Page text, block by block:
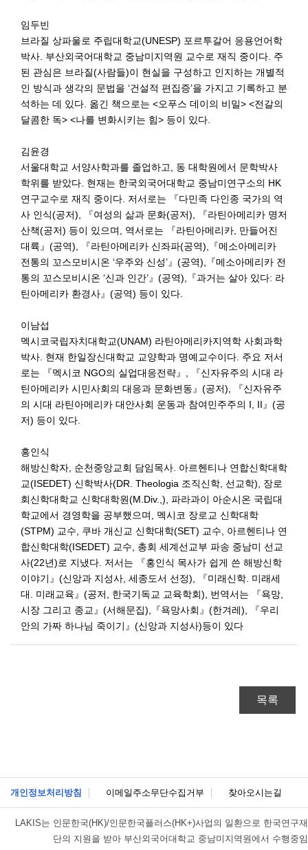
임두빈
브라질 상파울로 주립대학교(UNESP) 포르투갈어 응용언어학
박사. 부산외국어대학교 중남미지역원 교수로 재직 중이다. 주
된 관심은 브라질(사람들)이 현실을 구성하고 인지하는 개별적
인 방식과 생각의 문법을 ‘건설적 편집증’을 가지고 기록하고 분
석하는 데 있다. 옮긴 책으로는 <오푸스 데이의 비밀> <전갈의
달콤한 독> <나를 변화시키는 힘> 등이 있다.
김윤경
서울대학교 서양사학과를 졸업하고, 동 대학원에서 문학박사
학위를 받았다. 현재는 한국외국어대학교 중남미연구소의 HK
연구교수로 재직 중이다. 저서로는 『다민족 다인종 국가의 역
사 인식(공저), 『여성의 삶과 문화(공저), 『라틴아메리카 명저
산책(공저) 등이 있으며, 역서로는 『라틴아메리카, 만들어진
대륙』(공역), 『라틴아메리카 신좌파(공역),『메소아메리카
전통의 꼬스모비시온 ‘우주와 신성’』(공역),『메소아메리카 전
통의 꼬스모비시온 ‘신과 인간’』(공역),『과거는 살아 있다: 라
틴아메리카 환경사』(공역) 등이 있다.
이남섭
멕시코국립자치대학교(UNAM) 라틴아메리카지역학 사회과학
박사. 현재 한일장신대학교 교양학과 명예교수이다. 주요 저서
로는 『멕시코 NGO의 실업대응전략』, 『신자유주의 시대 라
틴아메리카 시민사회의 대응과 문화변동』(공저), 『신자유주
의 시대 라틴아메리카 대안사회 운동과 참여민주주의 I, II』(공
저) 등이 있다.
홍인식
해방신학자, 순천중앙교회 담임목사. 아르헨티나 연합신학대학
교(ISEDET) 신학박사(DR. Theologia 조직신학, 선교학), 장로
회신학대학교 신학대학원(M.Div.,), 파라과이 아순시온 국립대
학교에서 경영학을 공부했으며, 멕시코 장로교 신학대학
(STPM) 교수, 쿠바 개신교 신학대학(SET) 교수, 아르헨티나 연
합신학대학(ISEDET) 교수, 총회 세계선교부 파송 중남미 선교
사(22년)로 지냈다. 저서는 『홍인식 목사가 쉽게 쓴 해방신학
이야기』(신앙과 지성사, 세종도서 선정), 『미래신학. 미래세
대. 미래교육』(공저, 한국기독교 교육학회), 번역서는 『욕망,
시장 그리고 종교』(서해문집),『욕망사회』(한겨레), 『우리
안의 가짜 하나님 죽이기』(신앙과 지성사)등이 있다
목록
개인정보처리방침 이메일주소무단수집거부 찾아오시는길
LAKIS는 인문한국(HK)/인문한국플러스(HK+)사업의 일환으로 한국연구재
단의 지원을 받아 부산외국어대학교 중남미지역원에서 수행중임